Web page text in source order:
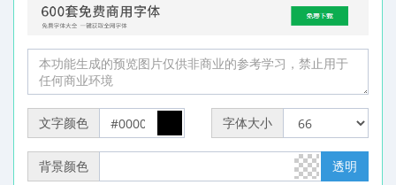
文字颜色 字体大小
背景颜色 透明